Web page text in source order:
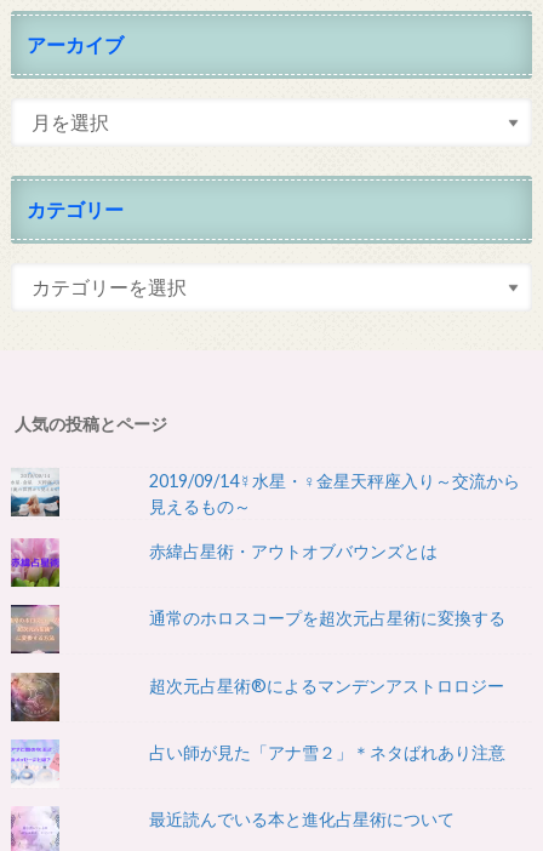
アーカイブ
カテゴリー
人気の投稿とページ
2019/09/14☿水星・♀金星天秤座入り～交流から
見えるもの～
赤緯占星術・アウトオブバウンズとは
通常のホロスコープを超次元占星術に変換する
超次元占星術®によるマンデンアストロロジー
占い師が見た「アナ雪２」＊ネタばれあり注意
最近読んでいる本と進化占星術について